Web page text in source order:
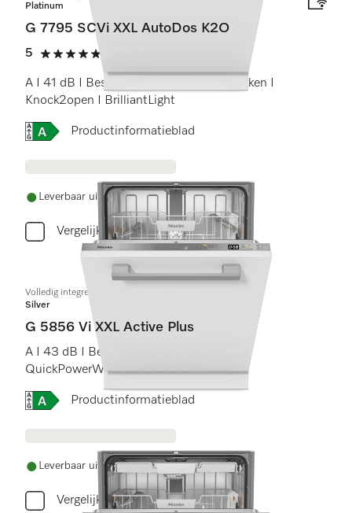
Platinum
G 7795 SCVi XXL AutoDos K2O
5
5 sterren op 5
A I 41 dB I Besteklade I MaxiComfort rekken I
Knock2open I BrilliantLight
Online Label Flag, Energielabel
Productinformatieblad
Leverbaar uit voorraad met gratis levering
Vergelijken
Volledig integreerbare vaatwasser XXL
Silver
G 5856 Vi XXL Active Plus
A I 43 dB I Bestekkorf I Comfort rekken I
QuickPowerWash I AutoOpen
Online Label Flag, Energielabel
Productinformatieblad
Leverbaar uit voorraad met gratis levering
Vergelijken